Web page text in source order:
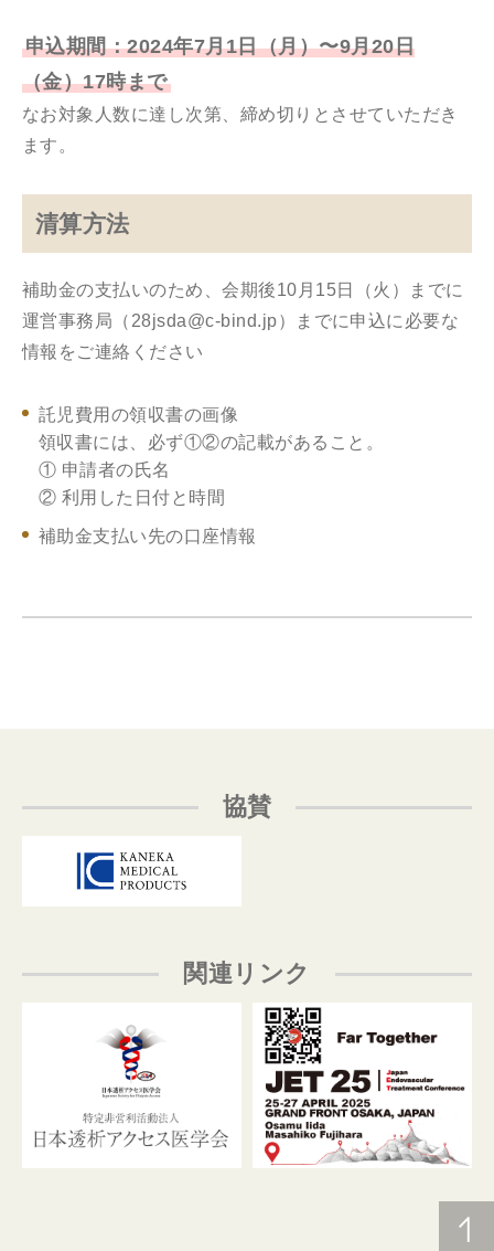
申込期間：2024年7月1日（月）〜9月20日
（金）17時まで
なお対象人数に達し次第、締め切りとさせていただき
ます。
清算方法
補助金の支払いのため、会期後10月15日（火）までに
運営事務局（28jsda@c-bind.jp）までに申込に必要な
情報をご連絡ください
託児費用の領収書の画像
領収書には、必ず①②の記載があること。
① 申請者の氏名
② 利用した日付と時間
補助金支払い先の口座情報
協賛
関連リンク